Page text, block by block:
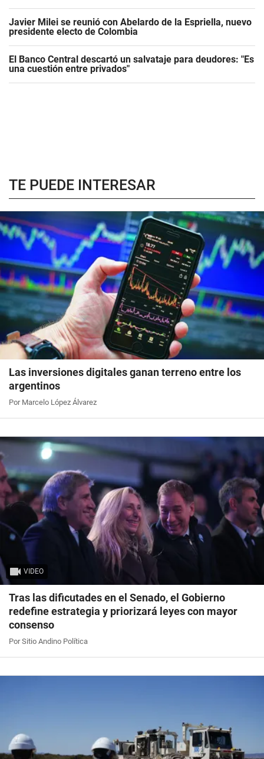
Javier Milei se reunió con Abelardo de la Espriella, nuevo
presidente electo de Colombia
El Banco Central descartó un salvataje para deudores: "Es
una cuestión entre privados"
TE PUEDE INTERESAR
Las inversiones digitales ganan terreno entre los
argentinos
Por Marcelo López Álvarez
VIDEO
Tras las dificutades en el Senado, el Gobierno
redefine estrategia y priorizará leyes con mayor
consenso
Por Sitio Andino Política